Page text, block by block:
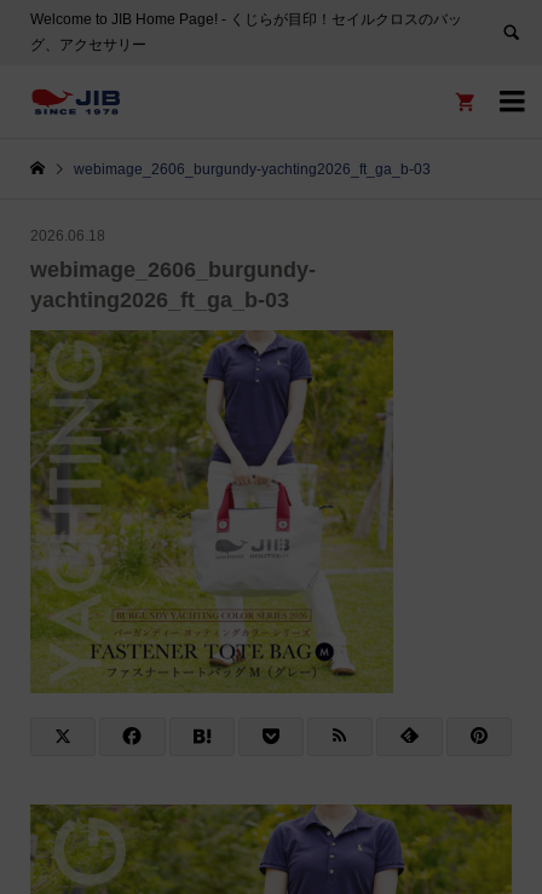
Welcome to JIB Home Page! ‐ くじらが目印！セイルクロスのバッ
グ、アクセサリー


webimage_2606_burgundy-yachting2026_ft_ga_b-03
2026.06.18
webimage_2606_burgundy-
yachting2026_ft_ga_b-03